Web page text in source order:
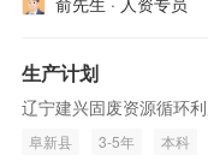
生产计划
辽宁建兴固废资源循环
阜新县 3-5年 本科